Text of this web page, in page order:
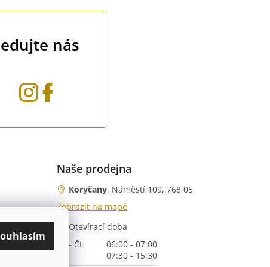
nás
Naše prodejna
Koryčany, Náměstí 109, 768 05
Zobrazit na mapě
Otevírací doba
Po - Čt
06:00 - 07:00
07:30 - 15:30